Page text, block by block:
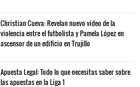
Christian Cueva: Revelan nuevo video de la
violencia entre el futbolista y Pamela López en
ascensor de un edificio en Trujillo
Apuesta Legal: Todo lo que necesitas saber sobre
las apuestas en la Liga 1